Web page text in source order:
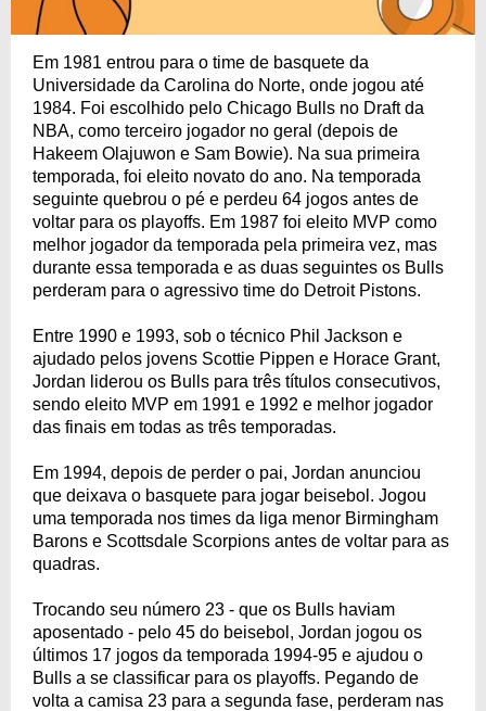
Em 1981 entrou para o time de basquete da
Universidade da Carolina do Norte, onde jogou até
1984. Foi escolhido pelo Chicago Bulls no Draft da
NBA, como terceiro jogador no geral (depois de
Hakeem Olajuwon e Sam Bowie). Na sua primeira
temporada, foi eleito novato do ano. Na temporada
seguinte quebrou o pé e perdeu 64 jogos antes de
voltar para os playoffs. Em 1987 foi eleito MVP como
melhor jogador da temporada pela primeira vez, mas
durante essa temporada e as duas seguintes os Bulls
perderam para o agressivo time do Detroit Pistons.
Entre 1990 e 1993, sob o técnico Phil Jackson e
ajudado pelos jovens Scottie Pippen e Horace Grant,
Jordan liderou os Bulls para três títulos consecutivos,
sendo eleito MVP em 1991 e 1992 e melhor jogador
das finais em todas as três temporadas.
Em 1994, depois de perder o pai, Jordan anunciou
que deixava o basquete para jogar beisebol. Jogou
uma temporada nos times da liga menor Birmingham
Barons e Scottsdale Scorpions antes de voltar para as
quadras.
Trocando seu número 23 - que os Bulls haviam
aposentado - pelo 45 do beisebol, Jordan jogou os
últimos 17 jogos da temporada 1994-95 e ajudou o
Bulls a se classificar para os playoffs. Pegando de
volta a camisa 23 para a segunda fase, perderam nas